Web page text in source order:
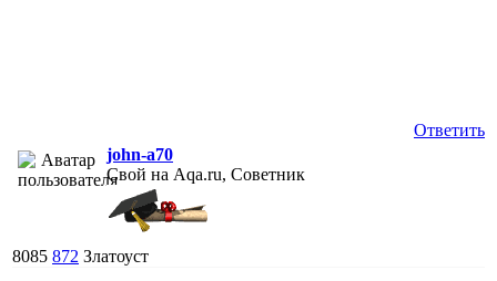
Ответить
john-a70
Свой на Aqa.ru, Советник
8085 872 Златоуст